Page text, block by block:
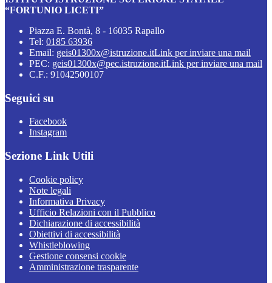
“FORTUNIO LICETI”
Piazza E. Bontà, 8 - 16035 Rapallo
Tel: 0185 63936
Email: geis01300x@istruzione.itLink per inviare una mail
PEC: geis01300x@pec.istruzione.itLink per inviare una mail
C.F.: 91042500107
Seguici su
Facebook
Instagram
Sezione Link Utili
Cookie policy
Note legali
Informativa Privacy
Ufficio Relazioni con il Pubblico
Dichiarazione di accessibilità
Obiettivi di accessibilità
Whistleblowing
Gestione consensi cookie
Amministrazione trasparente